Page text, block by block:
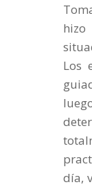
Los
día,